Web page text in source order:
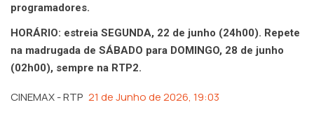
programadores.
HORÁRIO: estreia SEGUNDA, 22 de junho (24h00). Repete
na madrugada de SÁBADO para DOMINGO, 28 de junho
(02h00), sempre na RTP2.
CINEMAX - RTP 21 de Junho de 2026, 19:03